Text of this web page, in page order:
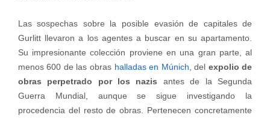
Las sospechas sobre la posible evasión de capitales de
Gurlitt llevaron a los agentes a buscar en su apartamento.
Su impresionante colección proviene en una gran parte, al
menos 600 de las obras halladas en Múnich , del expolio de
obras perpetrado por los nazis antes de la Segunda
Guerra Mundial, aunque se sigue investigando la
procedencia del resto de obras. Pertenecen concretamente